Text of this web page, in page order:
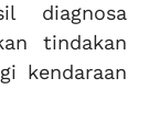
diagnosa
tindakan
kendaraan